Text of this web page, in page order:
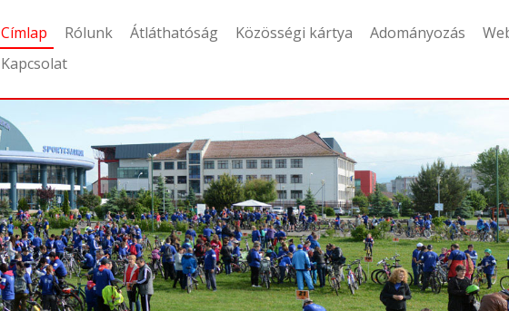
Címlap Rólunk Átláthatóság Közösségi kártya Adományozás
Kapcsolat